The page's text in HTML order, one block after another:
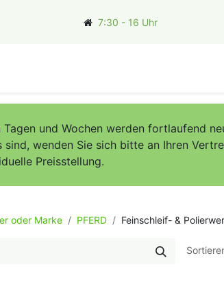
7:30 - 16 Uhr
und Wochen werden fortlaufend
wenden Sie sich bitte an Ihren
Preisstellung.
oder Marke PFERD Feinschleif- &